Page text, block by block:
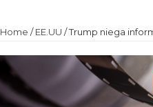
Home / EE.UU /Trump niega